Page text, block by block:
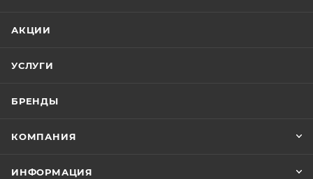
АКЦИИ
УСЛУГИ
БРЕНДЫ
КОМПАНИЯ
ИНФОРМАЦИЯ